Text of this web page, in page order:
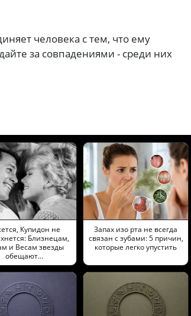
человека с тем, что ему
за совпадениями - среди них
Купидон не
Близнецам,
и Весам звезды
обещают…
Запах изо рта не всегда
связан с зубами: 5 причин,
которые легко упустить